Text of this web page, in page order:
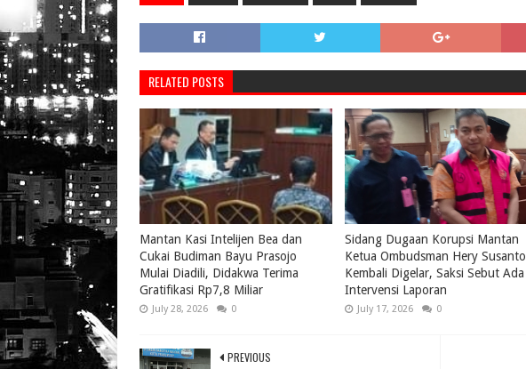
RELATED POSTS
Mantan Kasi Intelijen Bea dan
Cukai Budiman Bayu Prasojo
Mulai Diadili, Didakwa Terima
Gratifikasi Rp7,8 Miliar
July 28, 2026 0
Sidang Dugaan Korupsi Mantan
Ketua Ombudsman Hery Susanto
Kembali Digelar, Saksi Sebut Ada
Intervensi Laporan
July 17, 2026 0
PREVIOUS